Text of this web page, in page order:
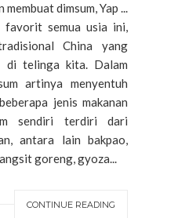
dimsum, Yap ...
favorit semua usia ini,
China yang
di telinga kita. Dalam
artinya menyentuh
jenis makanan
sendiri terdiri dari
antara lain bakpao,
goreng, gyoza...
CONTINUE READING